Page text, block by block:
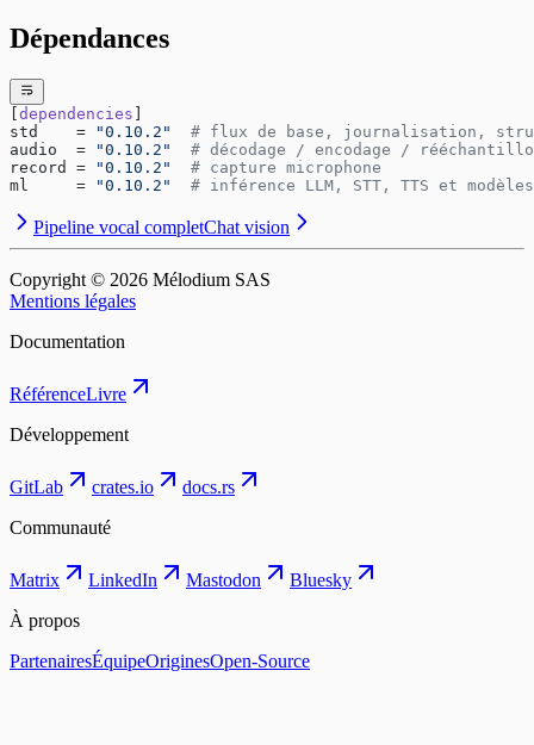
Dépendances
dependencies
std    =
"0.10.2"
# flux de base, journalisation,
audio  =
"0.10.2"
# décodage / encodage /
record =
"0.10.2"
  # capture microphone
ml     =
"0.10.2"
# inférence LLM, STT, TTS et
Pipeline vocal completChat vision
Copyright © ⁨2026⁩ Mélodium SAS
Mentions légales
Documentation
RéférenceLivre
Développement
GitLab crates.io
docs.rs
Communauté
Matrix LinkedIn Mastodon
Bluesky
À propos
PartenairesÉquipeOriginesOpen-Source